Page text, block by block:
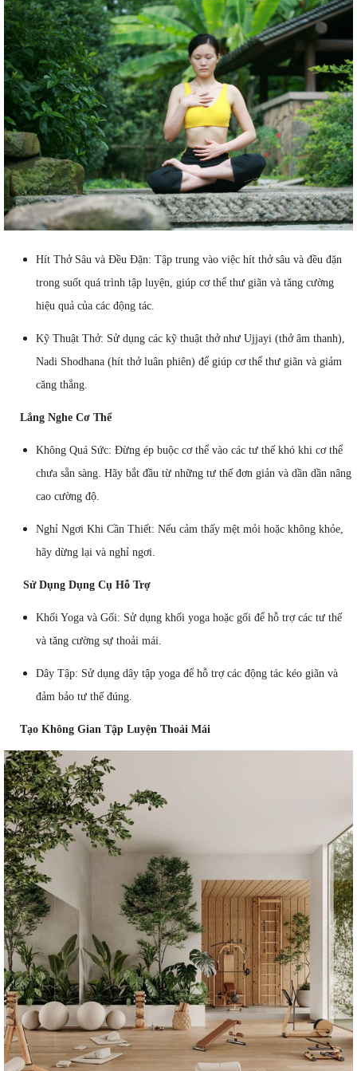
Hít Thở Sâu và Đều Đặn: Tập trung vào việc hít thở sâu và đều đặn
trong suốt quá trình tập luyện, giúp cơ thể thư giãn và tăng cường
hiệu quả của các động tác.
Kỹ Thuật Thở: Sử dụng các kỹ thuật thở như Ujjayi (thở âm thanh),
Nadi Shodhana (hít thở luân phiên) để giúp cơ thể thư giãn và giảm
căng thẳng.
Lắng Nghe Cơ Thể
Không Quá Sức: Đừng ép buộc cơ thể vào các tư thế khó khi cơ thể
chưa sẵn sàng. Hãy bắt đầu từ những tư thế đơn giản và dần dần nâng
cao cường độ.
Nghỉ Ngơi Khi Cần Thiết: Nếu cảm thấy mệt mỏi hoặc không khỏe,
hãy dừng lại và nghỉ ngơi.
Sử Dụng Dụng Cụ Hỗ Trợ
Khối Yoga và Gối: Sử dụng khối yoga hoặc gối để hỗ trợ các tư thế
và tăng cường sự thoải mái.
Dây Tập: Sử dụng dây tập yoga để hỗ trợ các động tác kéo giãn và
đảm bảo tư thế đúng.
Tạo Không Gian Tập Luyện Thoải Mái